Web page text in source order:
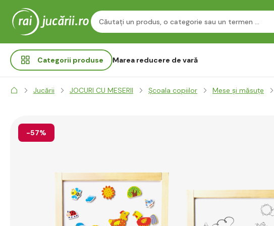
Categorii produse Marea reducere de vară
Jucării JOCURI CU MESERII Școala copiilor Mese și măsuțe
-57%